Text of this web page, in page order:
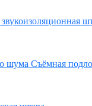
шума Съёмная